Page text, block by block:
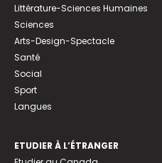
Littérature-Sciences Humaines
Sciences
Arts-Design-Spectacle
Santé
Social
Sport
Langues
ETUDIER À L’ÉTRANGER